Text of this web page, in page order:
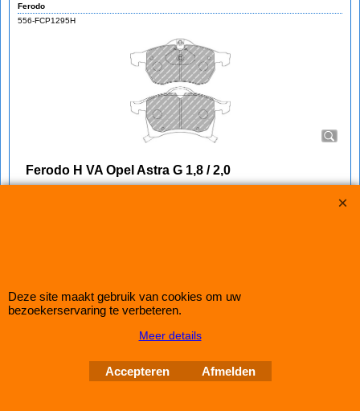
Ferodo
556-FCP1295H
Ferodo H VA Opel Astra G 1,8 / 2,0
IMPROMAXXL-Tec Shop 2026
Improve Tuning 28 jaar jong
software.
Deze site maakt gebruik van cookies om uw
bezoekerservaring te verbeteren.
Meer details
Accepteren Afmelden